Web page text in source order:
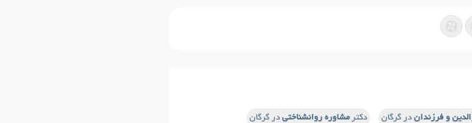
و فرزندان در گرگان دکترمشاوره روانشناختی در گرگان